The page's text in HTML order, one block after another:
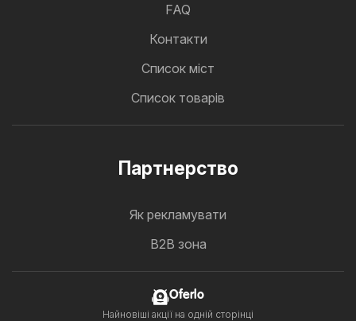
FAQ
Контакти
Cписок міст
Список товарів
Партнерство
Як рекламувати
B2B зона
Oferlo
Найновіші акції на одній сторінці